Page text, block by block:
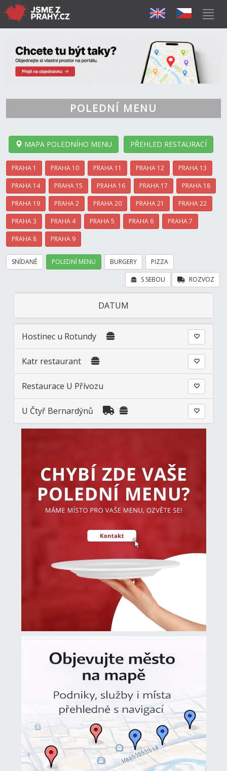
POLEDNÍ MENU
MAPA POLEDNÍHO MENU PŘEHLED RESTAURACÍ
PRAHA 1 PRAHA 10 PRAHA 11 PRAHA 12 PRAHA 13
PRAHA 14 PRAHA 15 PRAHA 16 PRAHA 17 PRAHA 18
PRAHA 19 PRAHA 2 PRAHA 20 PRAHA 21 PRAHA 22
PRAHA 3 PRAHA 4 PRAHA 5 PRAHA 6 PRAHA 7
PRAHA 8 PRAHA 9
SNÍDANĚ POLEDNÍ MENU BURGERY PIZZA
ROZVOZ
S SEBOU
DATUM
Hostinec u Rotundy
Katr restaurant
Restaurace U Přívozu
U Čtyř Bernardýnů